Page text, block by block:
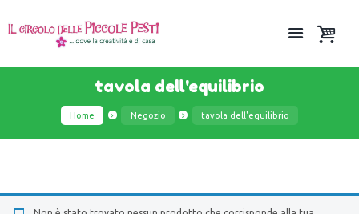
tavola dell'equilibrio
Home Negozio tavola dell'equilibrio